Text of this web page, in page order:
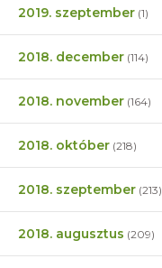
2019. szeptember (1)
2018. december (114)
2018. november (164)
2018. október (218)
2018. szeptember (213)
2018. augusztus (209)